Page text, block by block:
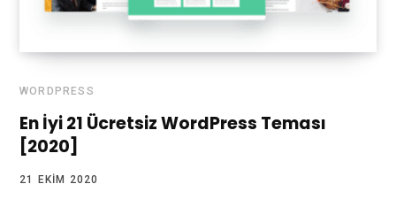
WORDPRESS
En İyi 21 Ücretsiz WordPress Teması
[2020]
21 EKIM 2020